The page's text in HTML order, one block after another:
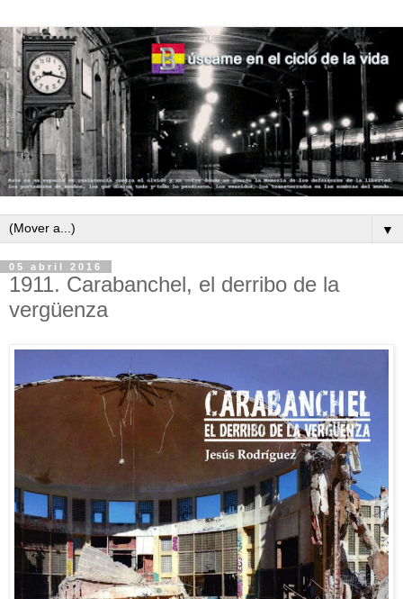
▼
05 abril 2016
1911. Carabanchel, el derribo de la
vergüenza